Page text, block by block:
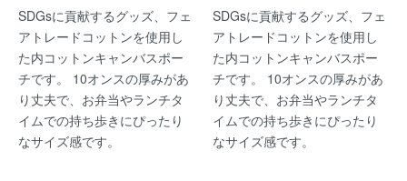
SDGsに貢献するグッズ、フェ
アトレードコットンを使用し
た内コットンキャンバスポー
チです。 10オンスの厚みがあ
り丈夫で、お弁当やランチタ
イムでの持ち歩きにぴったり
なサイズ感です。
SDGsに貢献するグッズ、フェ
アトレードコットンを使用し
た内コットンキャンバスポー
チです。 10オンスの厚みがあ
り丈夫で、お弁当やランチタ
イムでの持ち歩きにぴったり
なサイズ感です。